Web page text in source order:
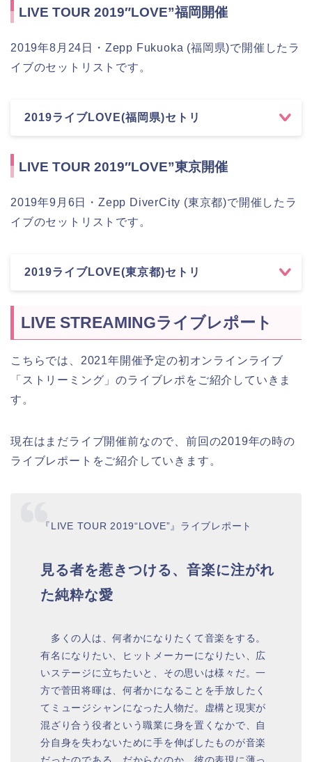
LIVE TOUR 2019″LOVE”福岡開催
2019年8月24日・Zepp Fukuoka (福岡県)で開催したラ
イブのセットリストです。
2019ライブLOVE(福岡県)セトリ
LIVE TOUR 2019″LOVE”東京開催
2019年9月6日・Zepp DiverCity (東京都)で開催したラ
イブのセットリストです。
2019ライブLOVE(東京都)セトリ
LIVE STREAMINGライブレポート
こちらでは、2021年開催予定の初オンラインライブ
「ストリーミング」のライブレポをご紹介していきま
す。
現在はまだライブ開催前なので、前回の2019年の時の
ライブレポートをご紹介していきます。
『LIVE TOUR 2019“LOVE”』ライブレポート
見る者を惹きつける、音楽に注がれ
た純粋な愛
多くの人は、何者かになりたくて音楽をする。
有名になりたい、ヒットメーカーになりたい、広
いステージに立ちたいと、その思いは様々だ。一
方で菅田将暉は、何者かになることを手放したく
てミュージシャンになった人物だ。虚構と現実が
混ざり合う役者という職業に身を置くなかで、自
分自身を失わないために手を伸ばしたものが音楽
だったのである。だからなのか、彼の表現に薄っ